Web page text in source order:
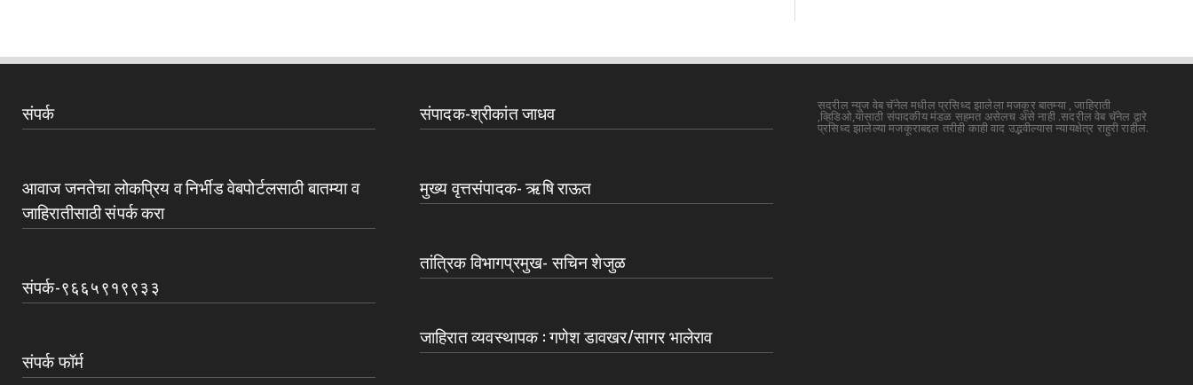
संपर्क
आवाज जनतेचा लोकप्रिय व निर्भीड वेबपोर्टलसाठी बातम्या व
जाहिरातीसाठी संपर्क करा
संपर्क-९६६५९१९९३३
संपर्क फॉर्म
संपादक-श्रीकांत जाधव
मुख्य वृत्तसंपादक- ऋषि राऊत
तांत्रिक विभागप्रमुख- सचिन शेजुळ
जाहिरात व्यवस्थापक : गणेश डावखर/सागर भालेराव
सदरील न्युज वेब चॅनेल मधील प्रसिध्द झालेला मजकूर बातम्या , जाहिराती
,व्हिडिओ,यांसाठी संपादकीय मंडळ सहमत असेलच असे नाही .सदरील वेब चॅनेल द्वारे
प्रसिध्द झालेल्या मजकूराबद्दल तरीही काही वाद उद्भवील्यास न्यायक्षेत्र राहुरी राहील.